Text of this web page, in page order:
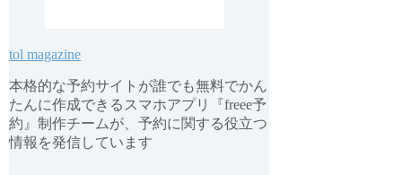
tol magazine
本格的な予約サイトが誰でも無料でかん
たんに作成できるスマホアプリ『freee予
約』制作チームが、予約に関する役立つ
情報を発信しています